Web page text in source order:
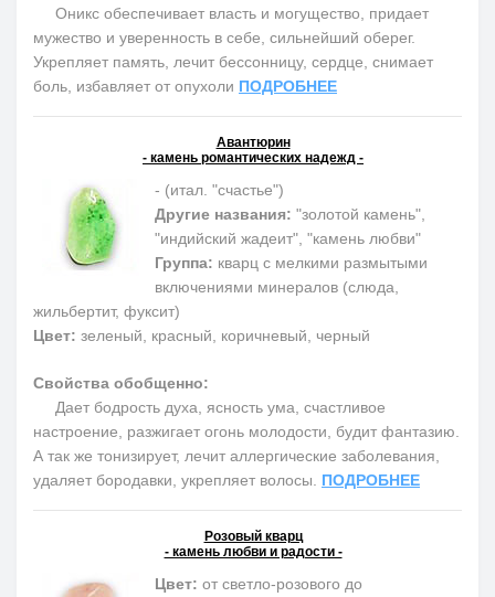
Оникс обеспечивает власть и могущество, придает
мужество и уверенность в себе, сильнейший оберег.
Укрепляет память, лечит бессонницу, сердце, снимает
боль, избавляет от опухоли ПОДРОБНЕЕ
Авантюрин
- камень романтических надежд -
- (итал. "счастье")
Другие названия: "золотой камень",
"индийский жадеит", "камень любви"
Группа: кварц с мелкими размытыми
включениями минералов (слюда,
жильбертит, фуксит)
Цвет: зеленый, красный, коричневый, черный
Свойства обобщенно:
Дает бодрость духа, ясность ума, счастливое
настроение, разжигает огонь молодости, будит фантазию.
А так же тонизирует, лечит аллергические заболевания,
удаляет бородавки, укрепляет волосы. ПОДРОБНЕЕ
Розовый кварц
- камень любви и радости -
Цвет: от светло-розового до